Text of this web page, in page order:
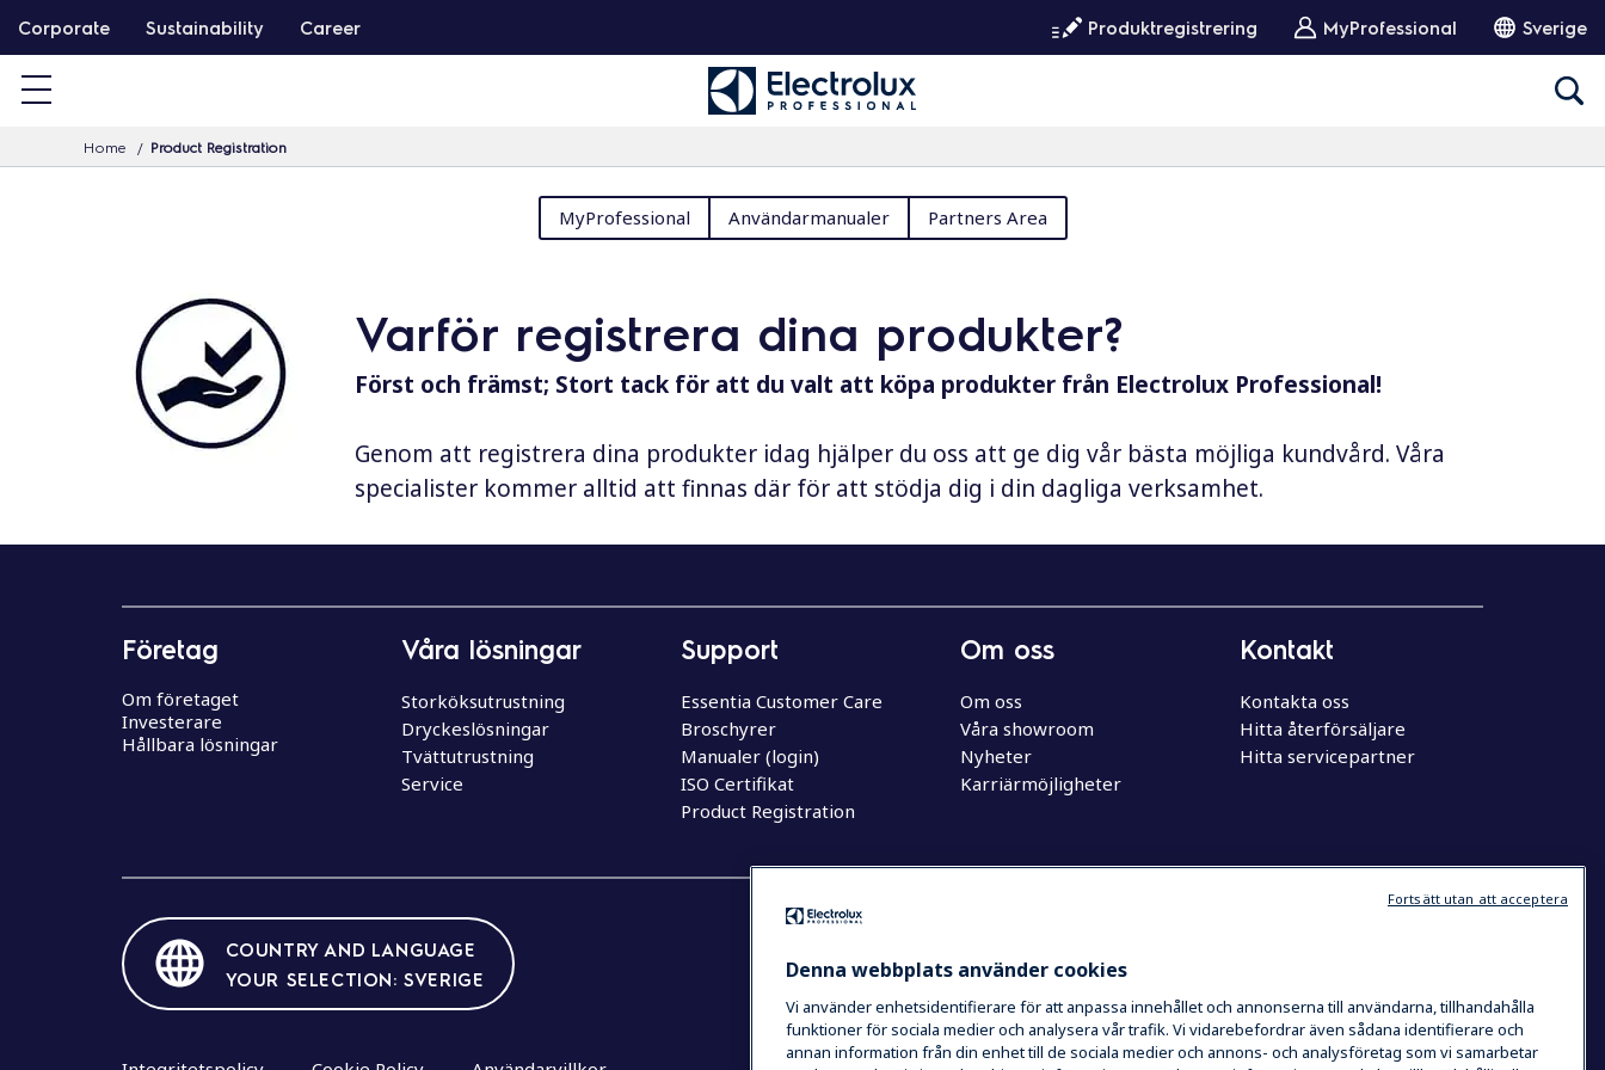
å
Corporate Sustainability Career Produktregistrering MyProfessional Sverige
Home Product Registration
MyProfessional Användarmanualer Partners Area
Varför registrera dina produkter?
Först och främst; Stort tack för att du valt att köpa produkter från Electrolux Professional!
Genom att registrera dina produkter idag hjälper du oss att ge dig vår bästa möjliga kundvård. Våra
specialister kommer alltid att finnas där för att stödja dig i din dagliga verksamhet.
Företag
Om företaget
Investerare
Hållbara lösningar
Våra lösningar
Storköksutrustning
Dryckeslösningar
Tvättutrustning
Service
Support
Essentia Customer Care
Broschyrer
Manualer (login)
ISO Certifikat
Product Registration
Om oss
Om oss
Våra showroom
Nyheter
Karriärmöjligheter
Kontakt
Kontakta oss
Hitta återförsäljare
Hitta servicepartner
COUNTRY AND LANGUAGE
YOUR SELECTION: SVERIGE
Denna webbplats använder cookies
Vi använder enhetsidentifierare för att anpassa innehållet och annonserna till användarna, tillhandahålla
funktioner för sociala medier och analysera vår trafik. Vi vidarebefordrar även sådana identifierare och
annan information från din enhet till de sociala medier och annons- och analysföretag som vi samarbetar
Fortsätt utan att acceptera